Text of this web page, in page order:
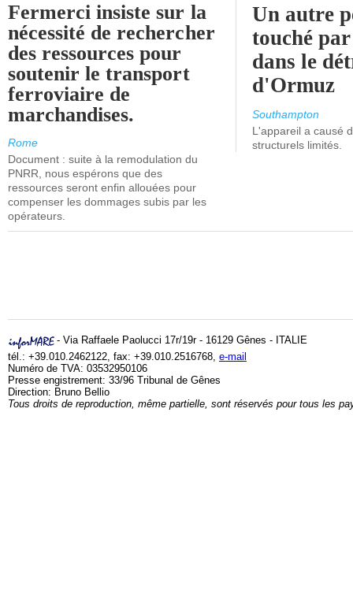
Fermerci insiste sur la
nécessité de rechercher
des ressources pour
soutenir le transport
ferroviaire de
marchandises.
Rome
Document : suite à la remodulation du
PNRR, nous espérons que des
ressources seront enfin allouées pour
compenser les dommages subis par les
opérateurs.
Un autre
touché
dans le
d'Ormuz
Southampton
L'appareil a causé
structurels limités.
- Via Raffaele Paolucci 17r/19r - 16129 Gênes - ITALIE
tél.: +39.010.2462122, fax: +39.010.2516768, e-mail
Numéro de TVA: 03532950106
Presse engistrement: 33/96 Tribunal de Gênes
Direction: Bruno Bellio
Tous droits de reproduction, même partielle, sont réservés pour tous les